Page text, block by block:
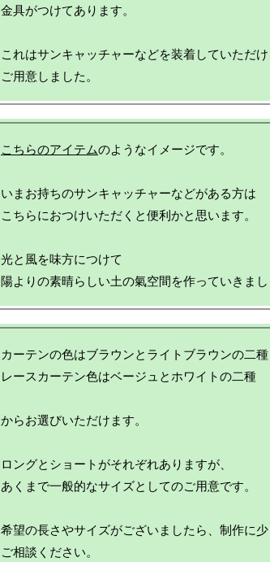
金具がつけてあります。
これはサンキャッチャーなどを装着していただ
こちらのアイテムのようなイメージです。
いまお持ちのサンキャッチャーなどがある方は
こちらにおつけいただくと便利かと思います。
光と風を味方につけて
カーテンの色はブラウンとライトブラウンの二種
レースカーテン色はベージュとホワイトの二種
からお選びいただけます。
ロングとショートがそれぞれありますが、
あくまで一般的なサイズとしてのご用意です。
希望の長さやサイズがございましたら、制作に